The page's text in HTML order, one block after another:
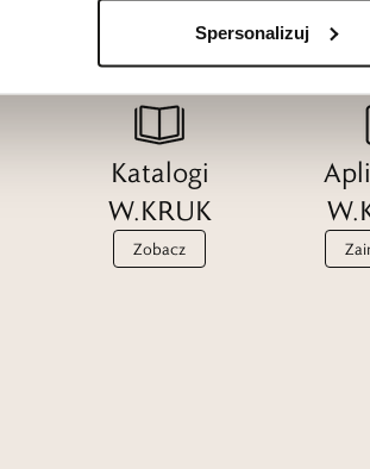
Spersonalizuj
Katalogi
W.KRUK
Zobacz